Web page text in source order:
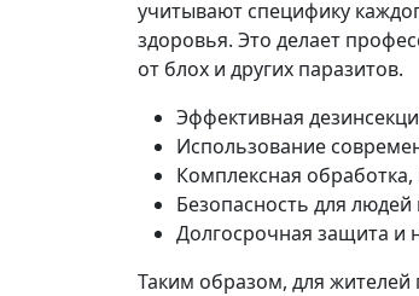
учитывают специфику
здоровья. Это делает
от блох и других паразитов.
Эффективная
Использование
Комплексная
Безопасность для
Долгосрочная защита и
Таким образом, для